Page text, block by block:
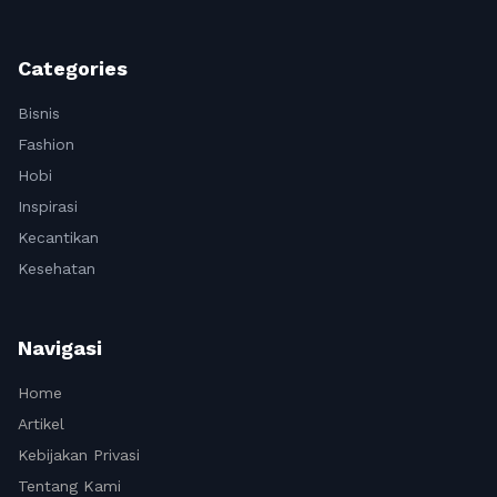
Categories
Bisnis
Fashion
Hobi
Inspirasi
Kecantikan
Kesehatan
Navigasi
Home
Artikel
Kebijakan Privasi
Tentang Kami